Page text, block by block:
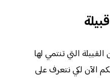
التي تنتمي لها
الآن لكي نتعرف على